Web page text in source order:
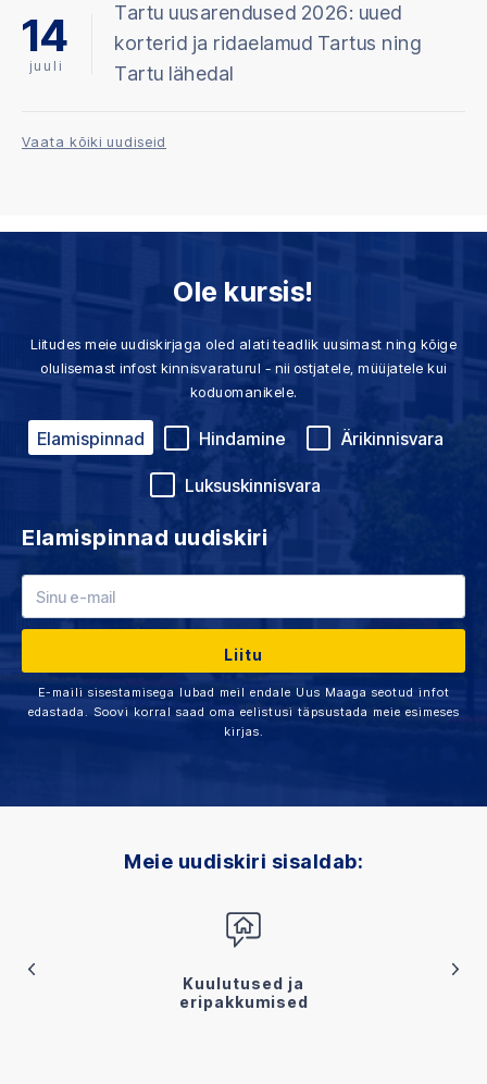
14
juuli
Tartu uusarendused 2026: uued
korterid ja ridaelamud Tartus ning
Tartu lähedal
Vaata kõiki uudiseid
Ole kursis!
Liitudes meie uudiskirjaga oled alati teadlik uusimast ning kõige
olulisemast infost kinnisvaraturul - nii ostjatele, müüjatele kui
koduomanikele.
Elamispinnad Hindamine Ärikinnisvara
Luksuskinnisvara
Elamispinnad uudiskiri
E-maili sisestamisega lubad meil endale Uus Maaga seotud infot
edastada. Soovi korral saad oma eelistusi täpsustada meie esimeses
kirjas.
Meie uudiskiri sisaldab:
Kuulutused ja
eripakkumised